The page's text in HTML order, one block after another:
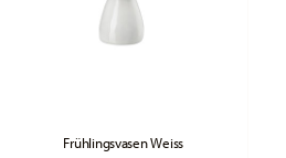
Frühlingsvasen Weiss